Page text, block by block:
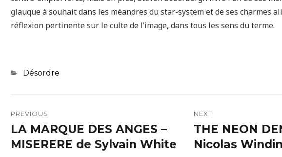
glauque à souhait dans les méandres du star-system et de ses charmes
réflexion pertinente sur le culte de l’image, dans tous les sens du terme.
Categories
Désordre
de
l’article
PREVIOUS
Previous
post:
LA MARQUE DES ANGES –
MISERERE de Sylvain White
NEXT
Next
post:
THE NEON
Nicolas